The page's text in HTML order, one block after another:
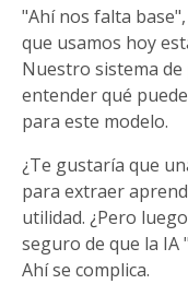
"Ahí nos falta
que usamos hoy
Nuestro sistema
entender qué
para este modelo.
¿Te gustaría que
para extraer
utilidad. ¿Pero
seguro de que la IA
Ahí se complica.